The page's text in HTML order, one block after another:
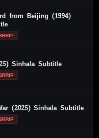
from Beijing (1994)
Sinhala Subtitle
(2025) Sinhala Subtitle